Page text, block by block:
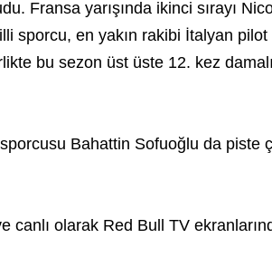
Fransa yarışında ikinci sırayı
sporcu, en yakın rakibi İtalyan
bu sezon üst üste 12. kez
Bahattin Sofuoğlu da piste
canlı olarak Red Bull TV